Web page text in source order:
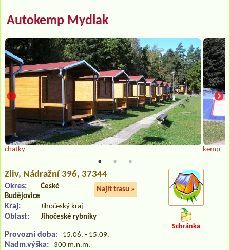
Autokemp Mydlak
chatky kemp
Zliv, Nádražní 396, 37344
Najít trasu »
Okres:
České
Budějovice
Kraj: Jihočeský kraj
Oblast: Jihočeské rybníky
Provozní doba: 15.06. - 15.09.
Nadm.výška: 300 m.n.m.
Schránka